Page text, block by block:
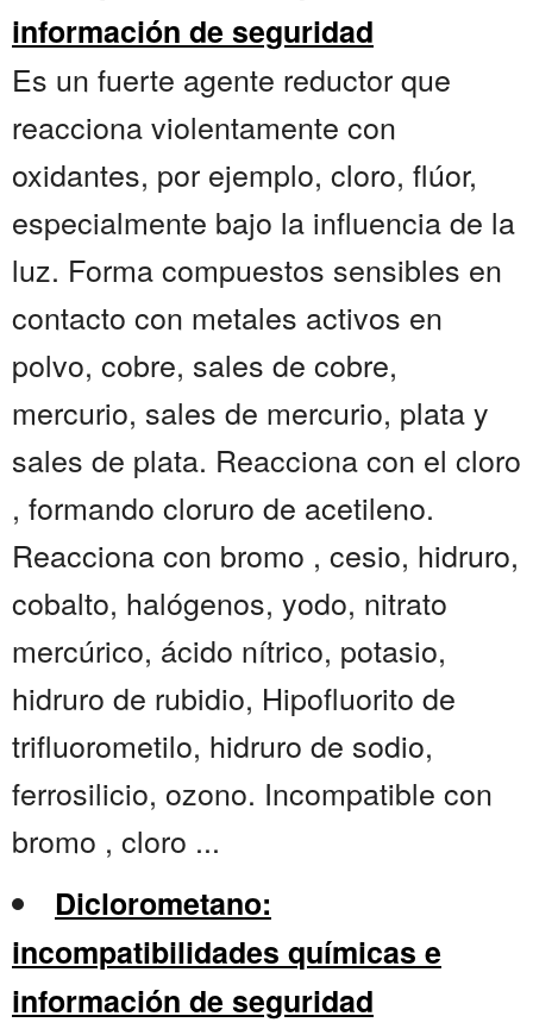
información de seguridad
Es un fuerte agente reductor que
reacciona violentamente con
oxidantes, por ejemplo, cloro, flúor,
especialmente bajo la influencia de la
luz. Forma compuestos sensibles en
contacto con metales activos en
polvo, cobre, sales de cobre,
mercurio, sales de mercurio, plata y
sales de plata. Reacciona con el cloro
, formando cloruro de acetileno.
Reacciona con bromo , cesio, hidruro,
cobalto, halógenos, yodo, nitrato
mercúrico, ácido nítrico, potasio,
hidruro de rubidio, Hipofluorito de
trifluorometilo, hidruro de sodio,
ferrosilicio, ozono. Incompatible con
bromo , cloro ...
Diclorometano:
incompatibilidades químicas e
información de seguridad